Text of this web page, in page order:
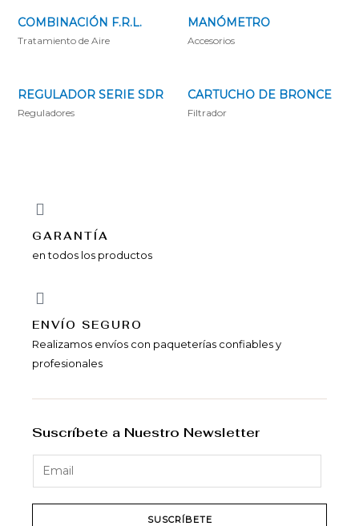
COMBINACIÓN F.R.L.
Tratamiento de Aire
MANÓMETRO
Accesorios
REGULADOR SERIE SDR
Reguladores
CARTUCHO DE BRONCE
Filtrador
GARANTÍA
en todos los productos
ENVÍ­O SEGURO
Realizamos envíos con paqueterías confiables y
profesionales
Suscríbete a Nuestro Newsletter
SUSCRÍBETE